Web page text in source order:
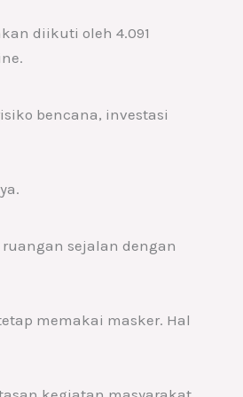
diikuti oleh 4.091
bencana, investasi
sejalan dengan
memakai masker. Hal